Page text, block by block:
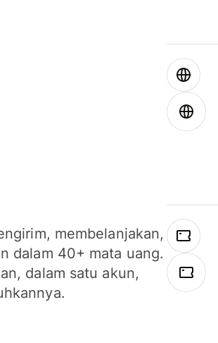
membelanjakan,
dalam 40+ mata uang.
dalam satu akun,